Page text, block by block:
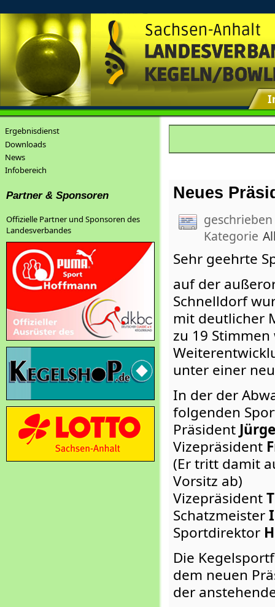
Neues
Kategorie
Sehr geehrte
auf der
Schnelldorf
mit deutlicher
zu 19
unter einer
In der der
folgenden
Präsident
Vizepräsident
(Er tritt damit
Vorsitz ab)
Vizepräsident
Schatzmeister
Sportdirektor
Die
dem neuen
der
Ergebnisdienst
Downloads
News
Infobereich
Partner & Sponsoren
Offizielle Partner und Sponsoren des
Landesverbandes